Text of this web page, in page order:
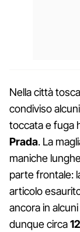
Nella città
condiviso
toccata e fuga
Prada. La
maniche
parte frontale:
articolo
ancora in
dunque circa